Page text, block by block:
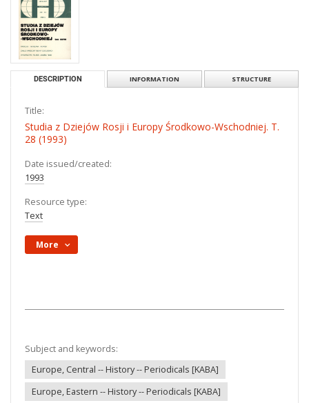
DESCRIPTION INFORMATION STRUCTURE
Title:
Studia z Dziejów Rosji i Europy Środkowo-Wschodniej. T.
28 (1993)
Date issued/created:
1993
Resource type:
Text
More
Subject and keywords:
Europe, Central -- History -- Periodicals [KABA]
Europe, Eastern -- History -- Periodicals [KABA]